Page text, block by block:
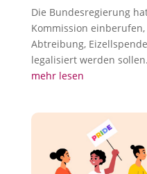
Die Bundesregierung
Kommission
Abtreibung,
legalisiert werden sollen.
mehr lesen